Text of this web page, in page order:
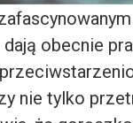
obecnie
nie tylko